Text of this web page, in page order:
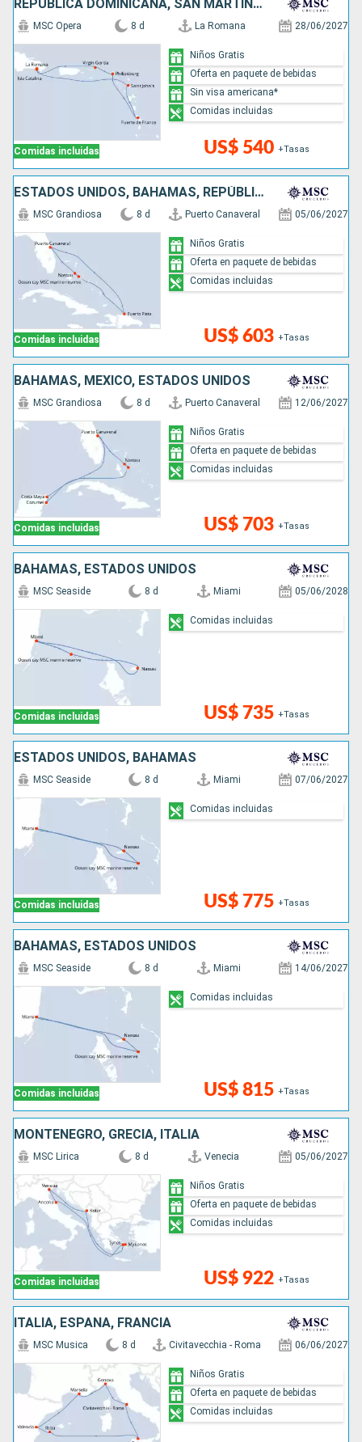
REPÚBLICA DOMINICANA, SAN MARTÍN, ANTIGUA Y BARBUDA
Comidas incluidas
MSC Opera 8 d La Romana 28/06/2027
US$ 540 +Tasas
Niños Gratis
Oferta en paquete de bebidas
Sin visa americana*
Comidas incluidas
ESTADOS UNIDOS, BAHAMAS, REPÚBLICA DOMINICANA
Comidas incluidas
MSC Grandiosa 8 d Puerto Canaveral 05/06/2027
US$ 603 +Tasas
Niños Gratis
Oferta en paquete de bebidas
Comidas incluidas
BAHAMAS, MÉXICO, ESTADOS UNIDOS
Comidas incluidas
MSC Grandiosa 8 d Puerto Canaveral 12/06/2027
US$ 703 +Tasas
Niños Gratis
Oferta en paquete de bebidas
Comidas incluidas
BAHAMAS, ESTADOS UNIDOS
Comidas incluidas
MSC Seaside 8 d Miami 05/06/2028
US$ 735 +Tasas
Comidas incluidas
ESTADOS UNIDOS, BAHAMAS
Comidas incluidas
MSC Seaside 8 d Miami 07/06/2027
US$ 775 +Tasas
Comidas incluidas
BAHAMAS, ESTADOS UNIDOS
Comidas incluidas
MSC Seaside 8 d Miami 14/06/2027
US$ 815 +Tasas
Comidas incluidas
MONTENEGRO, GRECIA, ITALIA
Comidas incluidas
MSC Lirica 8 d Venecia 05/06/2027
US$ 922 +Tasas
Niños Gratis
Oferta en paquete de bebidas
Comidas incluidas
ITALIA, ESPAÑA, FRANCIA
MSC Musica 8 d Civitavecchia - Roma 06/06/2027
Niños Gratis
Oferta en paquete de bebidas
Comidas incluidas